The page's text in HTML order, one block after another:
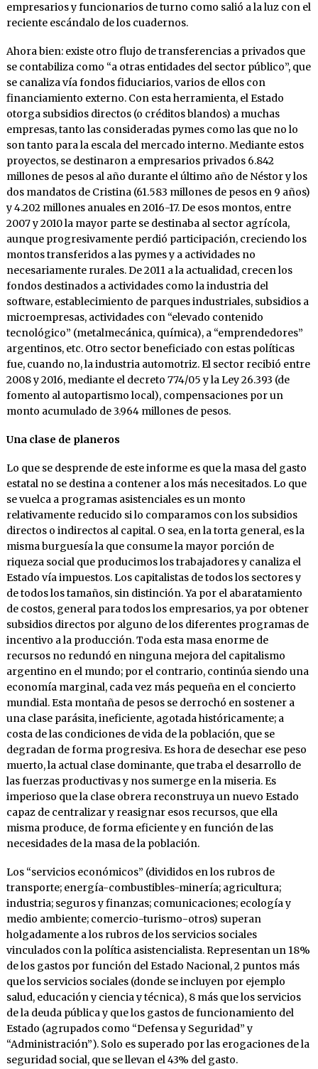
empresarios y funcionarios de turno como salió a la luz con el
reciente escándalo de los cuadernos.
Ahora bien: existe otro flujo de transferencias a privados que
se contabiliza como “a otras entidades del sector público”, que
se canaliza vía fondos fiduciarios, varios de ellos con
financiamiento externo. Con esta herramienta, el Estado
otorga subsidios directos (o créditos blandos) a muchas
empresas, tanto las consideradas pymes como las que no lo
son tanto para la escala del mercado interno. Mediante estos
proyectos, se destinaron a empresarios privados 6.842
millones de pesos al año durante el último año de Néstor y los
dos mandatos de Cristina (61.583 millones de pesos en 9 años)
y 4.202 millones anuales en 2016-17. De esos montos, entre
2007 y 2010 la mayor parte se destinaba al sector agrícola,
aunque progresivamente perdió participación, creciendo los
montos transferidos a las pymes y a actividades no
necesariamente rurales. De 2011 a la actualidad, crecen los
fondos destinados a actividades como la industria del
software, establecimiento de parques industriales, subsidios a
microempresas, actividades con “elevado contenido
tecnológico” (metalmecánica, química), a “emprendedores”
argentinos, etc. Otro sector beneficiado con estas políticas
fue, cuando no, la industria automotriz. El sector recibió entre
2008 y 2016, mediante el decreto 774/05 y la Ley 26.393 (de
fomento al autopartismo local), compensaciones por un
monto acumulado de 3.964 millones de pesos.
Una clase de planeros
Lo que se desprende de este informe es que la masa del gasto
estatal no se destina a contener a los más necesitados. Lo que
se vuelca a programas asistenciales es un monto
relativamente reducido si lo comparamos con los subsidios
directos o indirectos al capital. O sea, en la torta general, es la
misma burguesía la que consume la mayor porción de
riqueza social que producimos los trabajadores y canaliza el
Estado vía impuestos. Los capitalistas de todos los sectores y
de todos los tamaños, sin distinción. Ya por el abaratamiento
de costos, general para todos los empresarios, ya por obtener
subsidios directos por alguno de los diferentes programas de
incentivo a la producción. Toda esta masa enorme de
recursos no redundó en ninguna mejora del capitalismo
argentino en el mundo; por el contrario, continúa siendo una
economía marginal, cada vez más pequeña en el concierto
mundial. Esta montaña de pesos se derrochó en sostener a
una clase parásita, ineficiente, agotada históricamente; a
costa de las condiciones de vida de la población, que se
degradan de forma progresiva. Es hora de desechar ese peso
muerto, la actual clase dominante, que traba el desarrollo de
las fuerzas productivas y nos sumerge en la miseria. Es
imperioso que la clase obrera reconstruya un nuevo Estado
capaz de centralizar y reasignar esos recursos, que ella
misma produce, de forma eficiente y en función de las
necesidades de la masa de la población.
Los “servicios económicos” (divididos en los rubros de
transporte; energía-combustibles-minería; agricultura;
industria; seguros y finanzas; comunicaciones; ecología y
medio ambiente; comercio-turismo-otros) superan
holgadamente a los rubros de los servicios sociales
vinculados con la política asistencialista. Representan un 18%
de los gastos por función del Estado Nacional, 2 puntos más
que los servicios sociales (donde se incluyen por ejemplo
salud, educación y ciencia y técnica), 8 más que los servicios
de la deuda pública y que los gastos de funcionamiento del
Estado (agrupados como “Defensa y Seguridad” y
“Administración”). Solo es superado por las erogaciones de la
seguridad social, que se llevan el 43% del gasto.